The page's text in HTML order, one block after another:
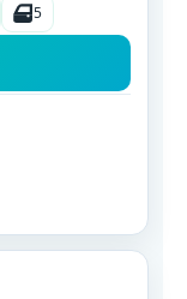
5